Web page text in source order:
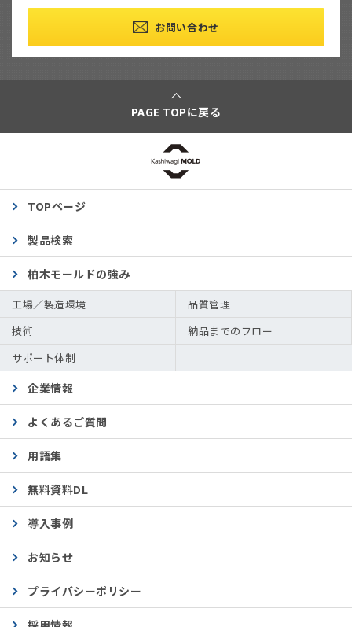
お問い合わせ
PAGE TOPに戻る
TOPページ
製品検索
柏木モールドの強み
工場／製造環境
品質管理
技術
納品までのフロー
サポート体制
企業情報
よくあるご質問
用語集
無料資料DL
導入事例
お知らせ
プライバシーポリシー